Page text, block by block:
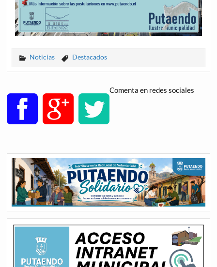
Noticias Destacados
Comenta en redes sociales